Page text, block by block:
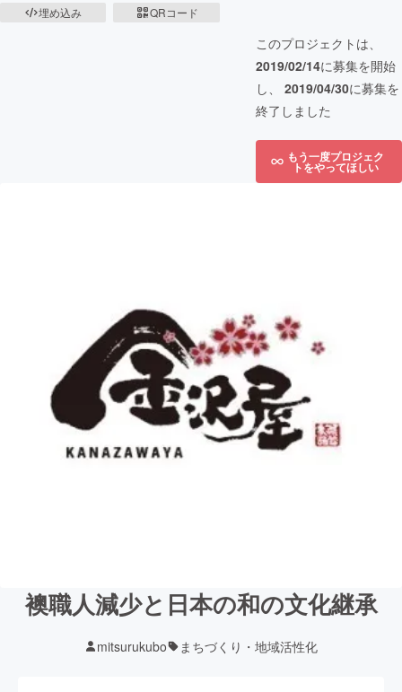
埋め込み
QRコード
このプロジェクトは、
2019/02/14に募集を開始
し、 2019/04/30に募集を
終了しました
もう一度プロジェク
トをやってほしい
襖職人減少と日本の和の文化継承
mitsurukubo まちづくり・地域活性化